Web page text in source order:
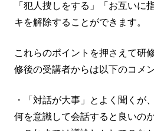
「犯人捜しをする」「お互いに
キを解除することができます。
これらのポイントを押さえて研
修後の受講者からは以下のコメ
・「対話が大事」とよく聞くが
何を意識して会話すると良いの